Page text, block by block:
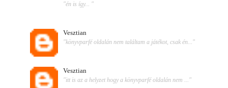
"én is így... "
Vesztian
"könyvparfé oldalán nem találtam a játékot, csak én..."
Vesztian
"itt is az a helyzet hogy a könyvparfé oldalán nem ..."